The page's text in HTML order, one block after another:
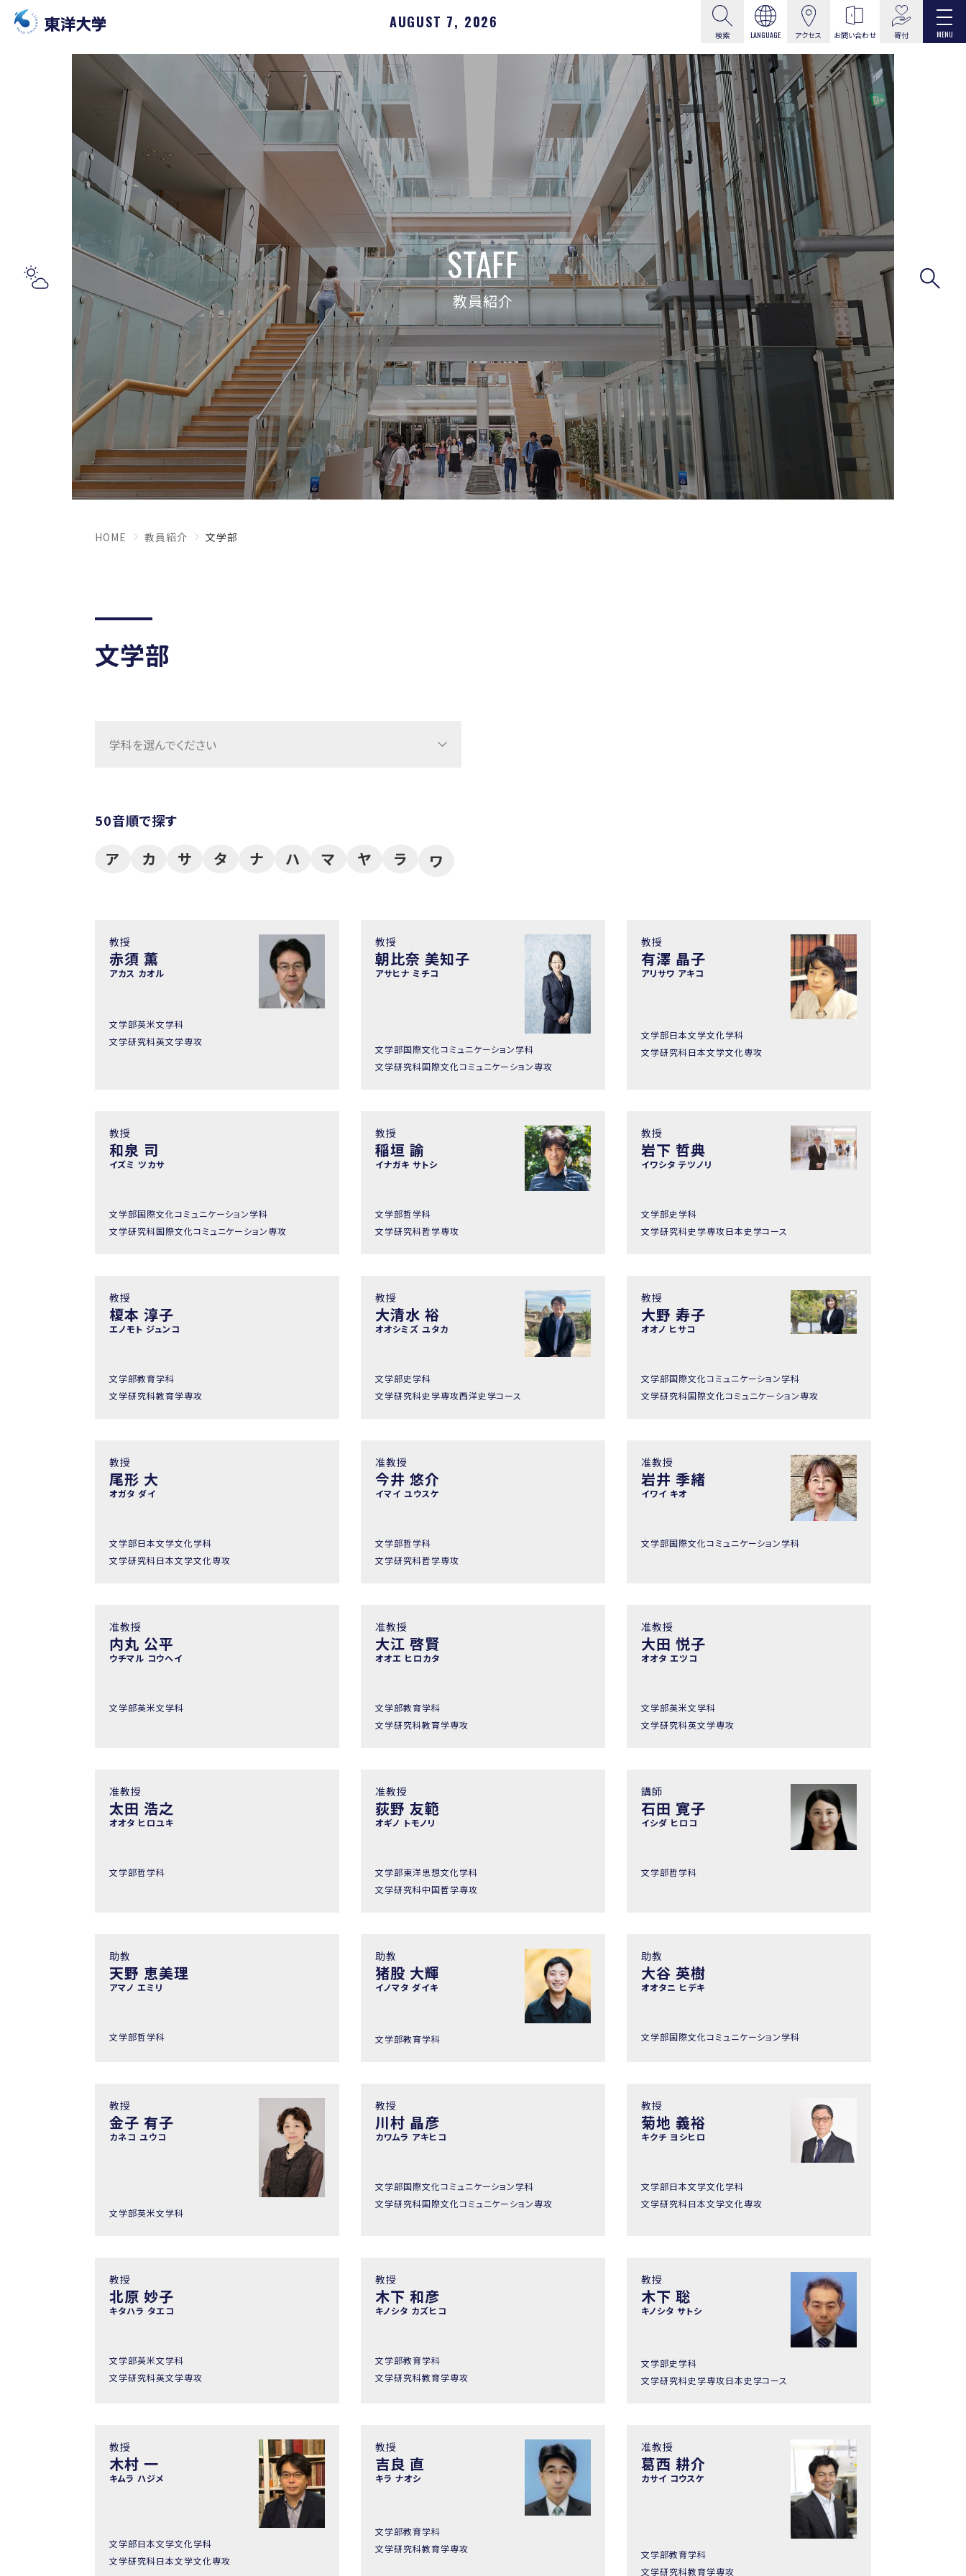
AUGUST 7, 2026
検索 LANGUAGE アクセス お問い合わせ 寄付 MENU
STAFF
教員紹介
HOME 教員紹介 文学部
文学部
50音順で探す
ア カ サ タ ナ ハ マ ヤ ラ ワ
教授
赤須 薫
アカス カオル
文学部英米文学科
文学研究科英文学専攻
教授
朝比奈 美知子
アサヒナ ミチコ
文学部国際文化コミュニケーション学科
文学研究科国際文化コミュニケーション専攻
教授
有澤 晶子
アリサワ アキコ
文学部日本文学文化学科
文学研究科日本文学文化専攻
教授
和泉 司
イズミ ツカサ
文学部国際文化コミュニケーション学科
文学研究科国際文化コミュニケーション専攻
教授
稲垣 諭
イナガキ サトシ
文学部哲学科
文学研究科哲学専攻
教授
岩下 哲典
イワシタ テツノリ
文学部史学科
文学研究科史学専攻日本史学コース
教授
榎本 淳子
エノモト ジュンコ
文学部教育学科
文学研究科教育学専攻
教授
大清水 裕
オオシミズ ユタカ
文学部史学科
文学研究科史学専攻西洋史学コース
教授
大野 寿子
オオノ ヒサコ
文学部国際文化コミュニケーション学科
文学研究科国際文化コミュニケーション専攻
教授
尾形 大
オガタ ダイ
文学部日本文学文化学科
文学研究科日本文学文化専攻
准教授
今井 悠介
イマイ ユウスケ
文学部哲学科
文学研究科哲学専攻
准教授
岩井 季緒
イワイ キオ
文学部国際文化コミュニケーション学科
准教授
内丸 公平
ウチマル コウヘイ
文学部英米文学科
准教授
大江 啓賢
オオエ ヒロカタ
文学部教育学科
文学研究科教育学専攻
准教授
大田 悦子
オオタ エツコ
文学部英米文学科
文学研究科英文学専攻
准教授
太田 浩之
オオタ ヒロユキ
文学部哲学科
准教授
荻野 友範
オギノ トモノリ
文学部東洋思想文化学科
文学研究科中国哲学専攻
講師
石田 寛子
イシダ ヒロコ
文学部哲学科
助教
天野 恵美理
アマノ エミリ
文学部哲学科
助教
猪股 大輝
イノマタ ダイキ
文学部教育学科
助教
大谷 英樹
オオタニ ヒデキ
文学部国際文化コミュニケーション学科
教授
金子 有子
カネコ ユウコ
文学部英米文学科
教授
川村 晶彦
カワムラ アキヒコ
文学部国際文化コミュニケーション学科
文学研究科国際文化コミュニケーション専攻
教授
菊地 義裕
キクチ ヨシヒロ
文学部日本文学文化学科
文学研究科日本文学文化専攻
教授
北原 妙子
キタハラ タエコ
文学部英米文学科
文学研究科英文学専攻
教授
木下 和彦
キノシタ カズヒコ
文学部教育学科
文学研究科教育学専攻
教授
木下 聡
キノシタ サトシ
文学部史学科
文学研究科史学専攻日本史学コース
教授
木村 一
キムラ ハジメ
文学部日本文学文化学科
文学研究科日本文学文化専攻
教授
吉良 直
キラ ナオシ
文学部教育学科
文学研究科教育学専攻
准教授
葛西 耕介
カサイ コウスケ
文学部教育学科
文学研究科教育学専攻